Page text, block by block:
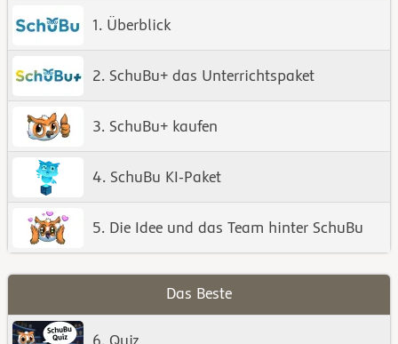
1. Überblick
2. SchuBu+ das Unterrichtspaket
3. SchuBu+ kaufen
4. SchuBu KI-Paket
5. Die Idee und das Team hinter SchuBu
Das Beste
6. Quiz